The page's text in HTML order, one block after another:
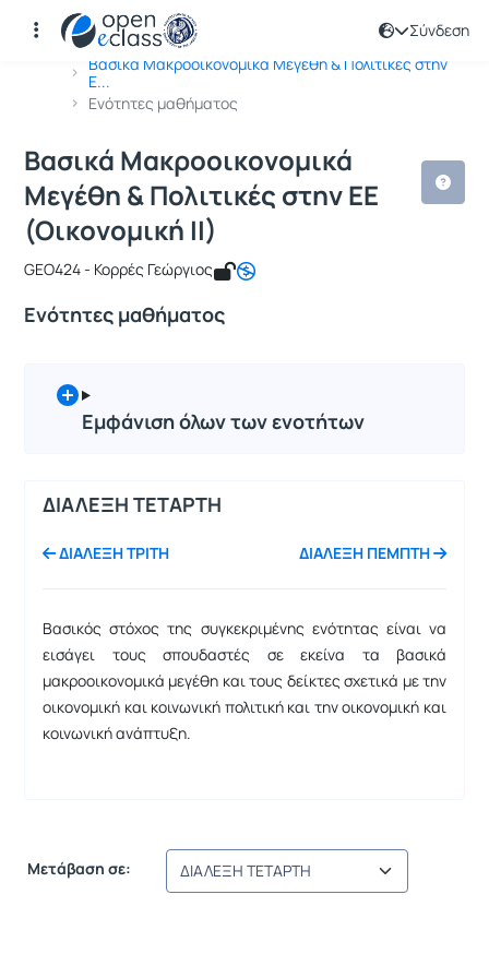
Σύνδεση
Αρχική Σελίδα
Βασικά Μακροοικονομικά Μεγέθη & Πολιτικές στην
Ε...
Ενότητες μαθήματος
Μάθημα : Βασικά Μακροοικονομικά
Κωδικός : GEO293
Βασικά Μακροοικονομικά
Μεγέθη & Πολιτικές στην ΕΕ
(Οικονομική ΙΙ)
GEO424 - Κορρές Γεώργιος
Ενότητες μαθήματος
Εμφάνιση όλων των ενοτήτων
ΔΙΑΛΕΞΗ ΤΕΤΑΡΤΗ
ΔΙΑΛΕΞΗ ΤΡΙΤΗ ΔΙΑΛΕΞΗ ΠΕΜΠΤΗ
Βασικός στόχος της συγκεκριμένης ενότητας είναι να
εισάγει τους σπουδαστές σε εκείνα τα βασικά
μακροοικονομικά μεγέθη και τους δείκτες σχετικά με την
οικονομική και κοινωνική πολιτική και την οικονομική και
κοινωνική ανάπτυξη.
Μετάβαση σε: